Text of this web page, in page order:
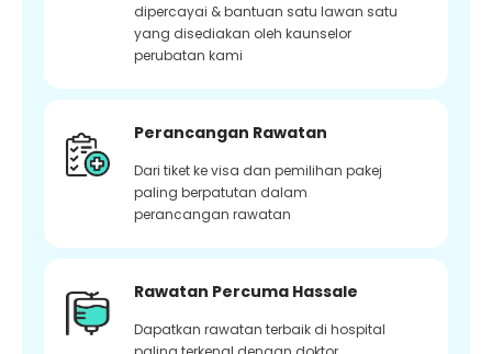
dipercayai & bantuan satu lawan satu
yang disediakan oleh kaunselor
perubatan kami
Perancangan Rawatan
Dari tiket ke visa dan pemilihan pakej
paling berpatutan dalam
perancangan rawatan
Rawatan Percuma Hassale
Dapatkan rawatan terbaik di hospital